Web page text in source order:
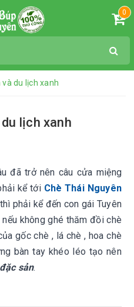
0
du lịch xanh
lịch xanh
đã trở nên câu cửa miệng
kể tới Chè Thái Nguyên
phải kể đến con gái Tuyên
không ghé thăm đồi chè
gốc chè , lá chè , hoa chè
bàn tay khéo léo tạo nên
sản.